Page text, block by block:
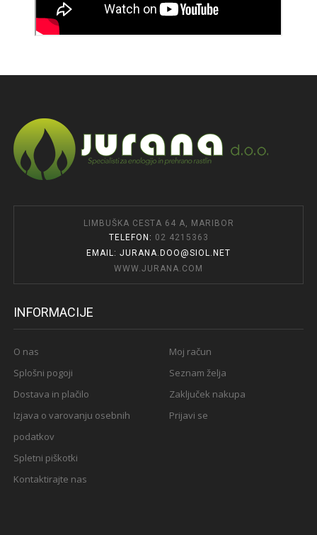
LIMBUŠKA CESTA 64 A, MARIBOR
TELEFON: 02 4215363
EMAIL: JURANA.DOO@SIOL.NET
WWW.JURANA.COM
INFORMACIJE
O nas
Splošni pogoji
Dostava in plačilo
Izjava o varovanju osebnih
podatkov
Spletni piškotki
Kontaktirajte nas
Moj račun
Seznam želja
Zaključek nakupa
Prijavi se